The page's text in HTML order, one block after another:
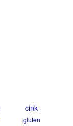
cink
gluten